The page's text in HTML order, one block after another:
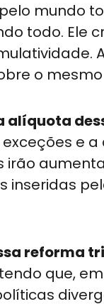
mundo
todo. Ele
o
alíquota
e
inseridas
reforma
que,